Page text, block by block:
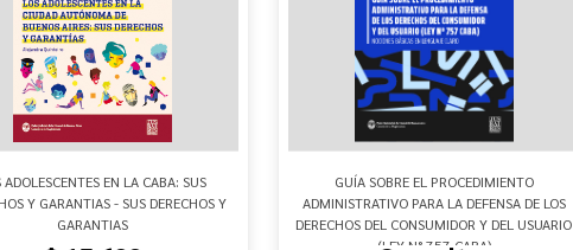
ADOLESCENTES EN LA CABA: SUS
Y GARANTIAS - SUS DERECHOS Y
GARANTIAS
GUÍA SOBRE EL PROCEDIMIENTO
ADMINISTRATIVO PARA LA DEFENSA DE LOS
DERECHOS DEL CONSUMIDOR Y DEL USUARIO
(LEY N° 757 CABA)